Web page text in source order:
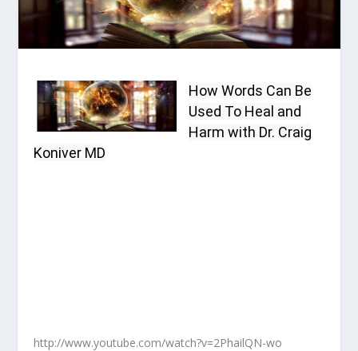
How Words Can Be
Used To Heal and
Harm with Dr. Craig
Koniver MD
http://www.youtube.com/watch?v=2PhailQN-wo